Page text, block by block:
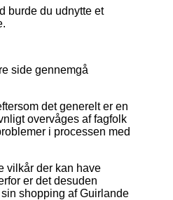
burde du udnytte et
side gennemgå
det generelt er en
overvåges af fagfolk
i processen med
vilkår der kan have
er det desuden
shopping af Guirlande